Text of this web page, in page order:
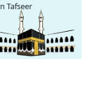
Tafseer